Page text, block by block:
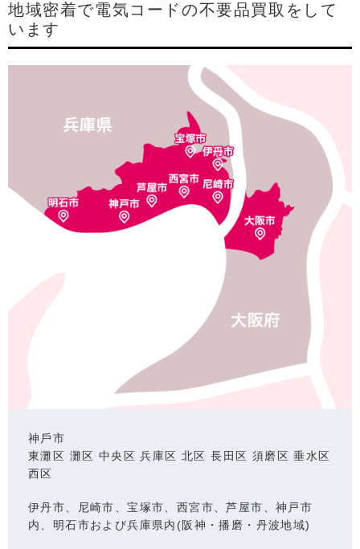
地域密着で電気コードの不要品買取をして
います
神⼾市
東灘区 灘区 中央区 兵庫区 北区 ⻑⽥区 須磨区 垂⽔区
⻄区
伊丹市、尼崎市、宝塚市、西宮市、芦屋市、神戸市
内、明石市および兵庫県内(阪神・播磨・丹波地域)